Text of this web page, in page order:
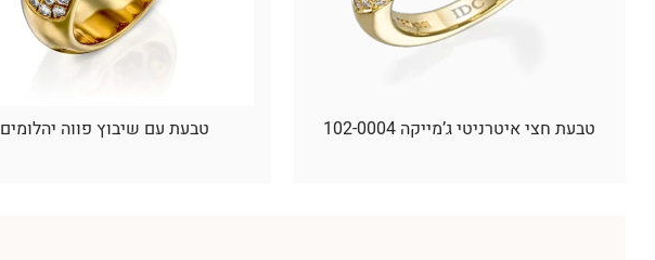
טבעת חצי איטרניטי ג’מייקה 102-0004 טבעת עם שיבוץ פווה יהלומים